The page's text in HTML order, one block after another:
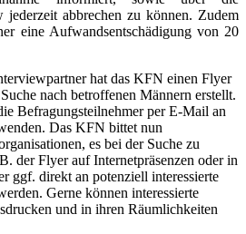
abbrechen zu können. Zudem
eine Aufwandsentschädigung von 20
hat das KFN einen Flyer
nach betroffenen Männern erstellt.
Befragungsteilnehmer per E-Mail an
Das KFN bittet nun
es bei der Suche zu
der Flyer auf Internetpräsenzen oder in
ggf. direkt an potenziell interessierte
Gerne können interessierte
und in ihren Räumlichkeiten